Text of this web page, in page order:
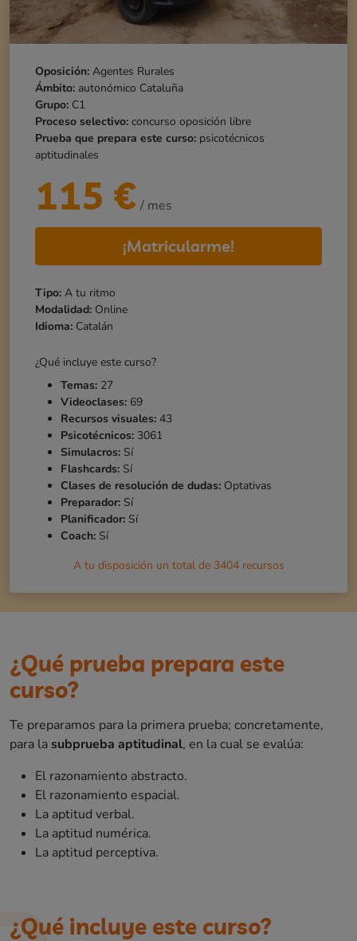
Oposición: Agentes Rurales
Ámbito: autonómico Cataluña
Grupo: C1
Proceso selectivo: concurso oposición libre
Prueba que prepara este curso: psicotécnicos
aptitudinales
115 € / mes
¡Matricularme!
Tipo: A tu ritmo
Modalidad: Online
Idioma: Catalán
¿Qué incluye este curso?
Temas: 27
Videoclases: 69
Recursos visuales: 43
Psicotécnicos: 3061
Simulacros: Sí
Flashcards: Sí
Clases de resolución de dudas: Optativas
Preparador: Sí
Planificador: Sí
Coach: Sí
A tu disposición un total de 3404recursos
¿Qué prueba prepara este
curso?
Te preparamos para la primera prueba; concretamente,
para lasubprueba aptitudinal, en la cual se evalúa:
El razonamiento abstracto.
El razonamiento espacial.
La aptitud verbal.
La aptitud numérica.
La aptitud perceptiva.
¿Qué incluye este curso?